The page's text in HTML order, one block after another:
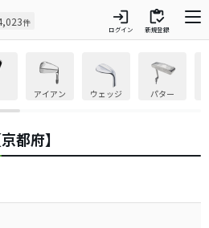
件 login
ログイン
inventory
新規登録
アイアン ウェッジ パター
都府】